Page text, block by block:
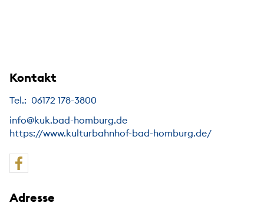
Kontakt
Tel.: 06172 178-3800
info@kuk.bad-homburg.de
https://www.kulturbahnhof-bad-homburg.de/
Adresse